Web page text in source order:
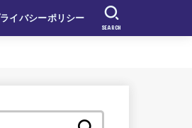
イバシーポリシー
SEARCH